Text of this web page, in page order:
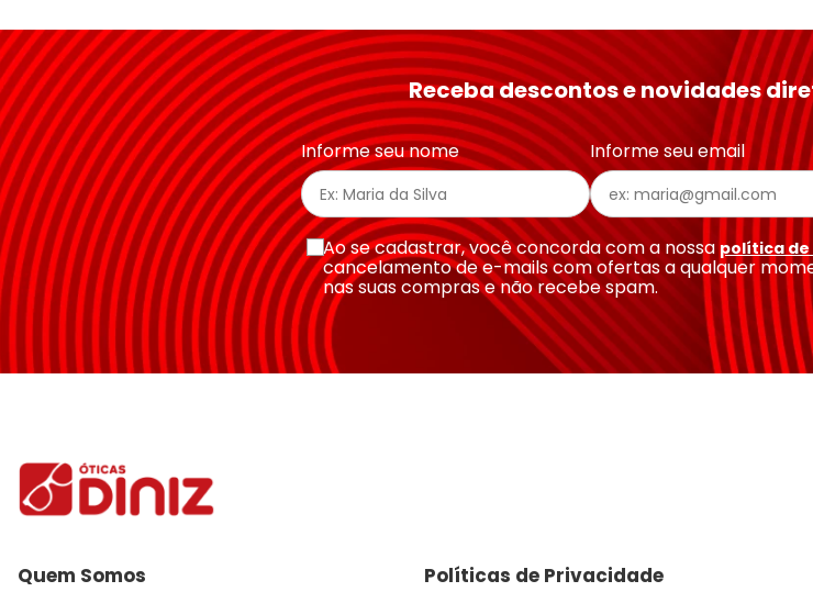
★★★★★
Seu nome
Endereço de email
Escreva uma avaliação
Receba descontos e novidades
Informe seu nome
Informe seu email
Ao se cadastrar, você concorda com a nossa política
cancelamento de e-mails com ofertas a qualquer
nas suas compras e não recebe spam.
Quem Somos
Políticas de Privacidade